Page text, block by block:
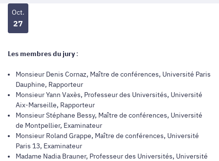
Oct.
27
Les membres du jury:
Monsieur Denis Cornaz, Maître de conférences, Université Paris
Dauphine, Rapporteur
Monsieur Yann Vaxès, Professeur des Universités, Université
Aix-Marseille, Rapporteur
Monsieur Stéphane Bessy, Maître de conférences, Université
de Montpellier, Examinateur
Monsieur Roland Grappe, Maître de conférences, Université
Paris 13, Examinateur
Madame Nadia Brauner, Professeur des Universités, Université